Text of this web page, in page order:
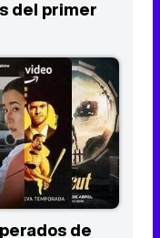
de